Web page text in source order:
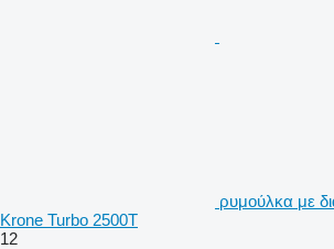
ρυμούλκα με
Krone Turbo 2500T
12